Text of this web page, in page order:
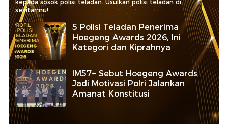
kepada sosok polisi teladan. Usulkan polisi teladan di
sekitarmu!
5 Polisi Teladan Penerima
Hoegeng Awards 2026, Ini
Kategori dan Kiprahnya
IM57+ Sebut Hoegeng Awards
Jadi Motivasi Polri Jalankan
Amanat Konstitusi